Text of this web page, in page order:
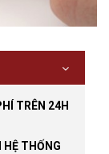
TRÊN 24H
HỆ THỐNG